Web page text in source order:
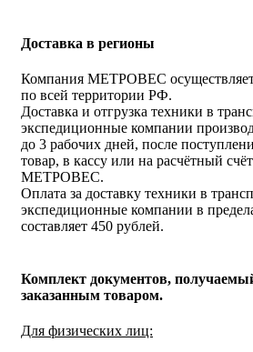
Доставка в регионы
Компания МЕТРОВЕС осуществляет
по всей территории РФ.
Доставка и отгрузка техники в
экспедиционные компании
до 3 рабочих дней, после
товар, в кассу или на расчётный
МЕТРОВЕС.
Оплата за доставку техники в
экспедиционные компании в
составляет 450 рублей.
Комплект документов,
заказанным товаром.
Для физических лиц: